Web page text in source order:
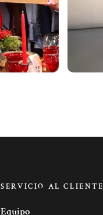
SERVICIO AL CLIENTE
Equipo